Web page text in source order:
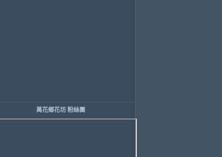
萬花鄉花坊 粉絲團